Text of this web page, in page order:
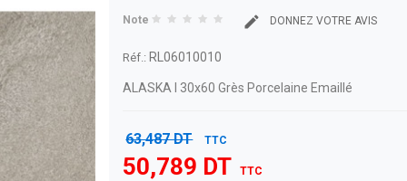
Note DONNEZ VOTRE AVIS
Réf.: RL06010010
ALASKA l 30x60 Grès Porcelaine Emaillé
63,487 DT TTC
50,789 DT
TTC